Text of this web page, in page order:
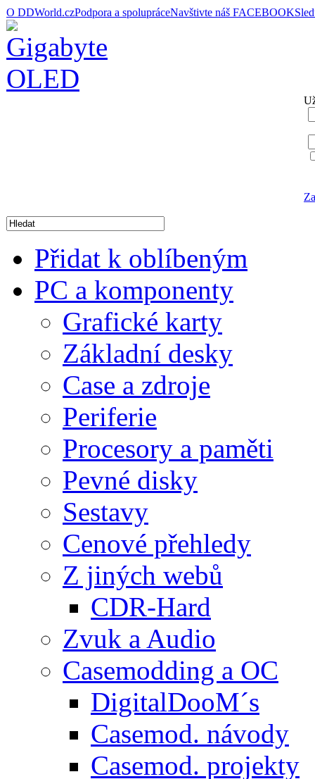
O DDWorld.czPodpora a spolupráceNavštivte náš FACEBOOK
Přidat k oblíbeným
PC a komponenty
Grafické karty
Základní desky
Case a zdroje
Periferie
Procesory a paměti
Pevné disky
Sestavy
Cenové přehledy
Z jiných webů
CDR-Hard
Zvuk a Audio
Casemodding a OC
DigitalDooM´s
Casemod. návody
Casemod. projekty